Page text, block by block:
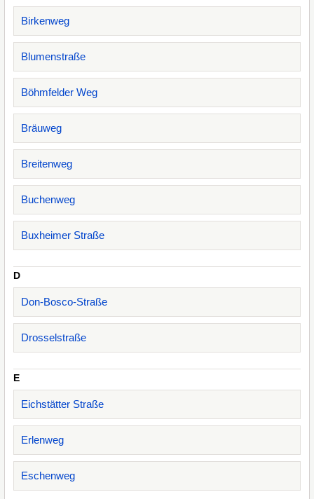
Birkenweg
Blumenstraße
Böhmfelder Weg
Bräuweg
Breitenweg
Buchenweg
Buxheimer Straße
D
Don-Bosco-Straße
Drosselstraße
E
Eichstätter Straße
Erlenweg
Eschenweg